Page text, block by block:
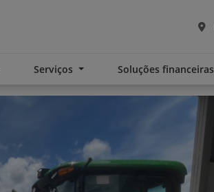
Serviços Soluções financeiras